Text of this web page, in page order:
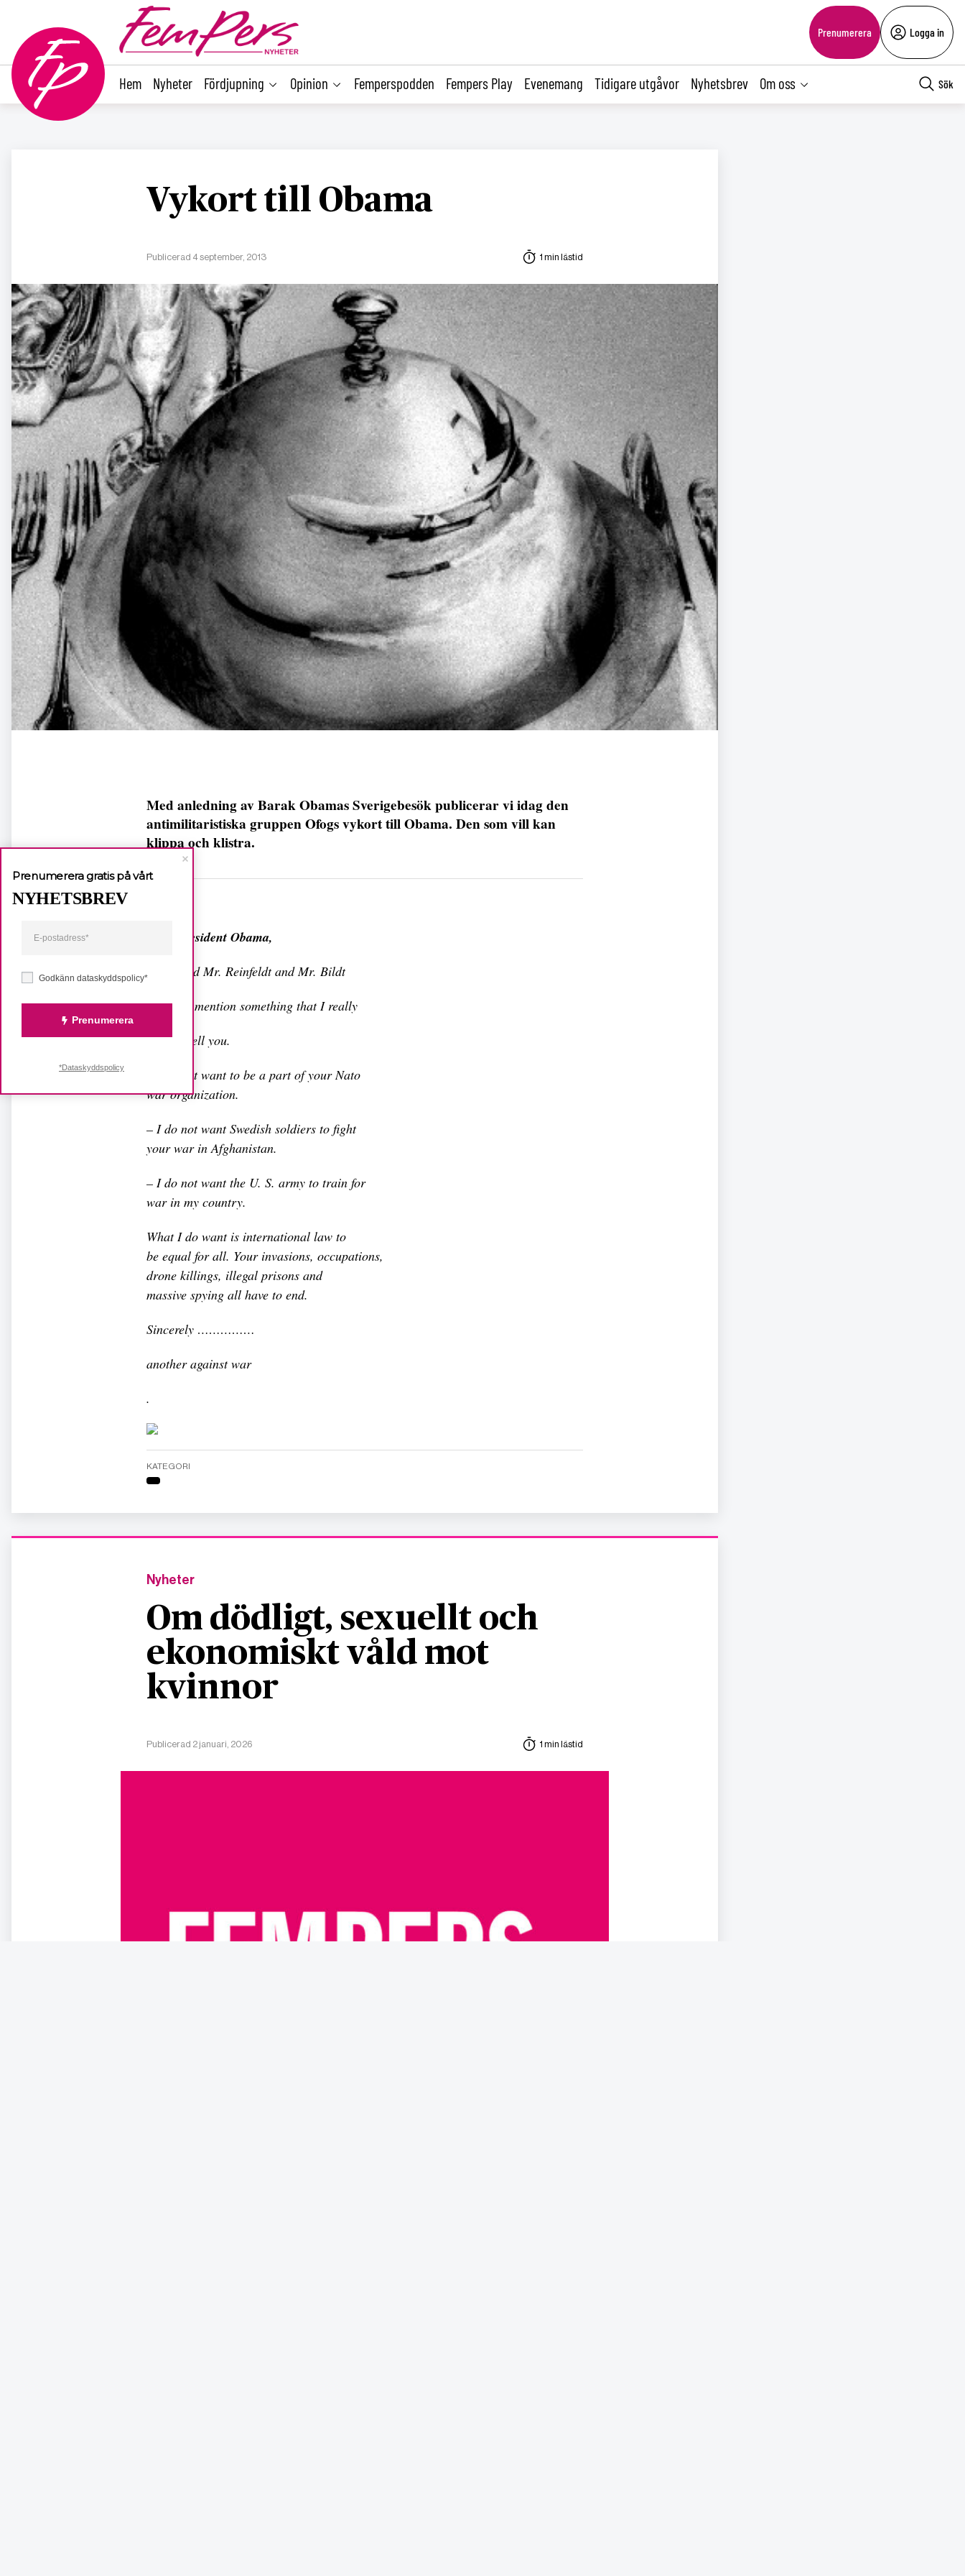
Prenumerera Logga in
Hem Nyheter Fördjupning Opinion Femperspodden Fempers Play Evenemang Tidigare utgåvor Nyhetsbrev Om oss Sök
Vykort till Obama
Publicerad 4 september, 2013 1 min lästid
Med anledning av Barak Obamas Sverigebesök publicerar vi idag den
antimilitaristiska gruppen Ofogs vykort till Obama. Den som vill kan
klippa och klistra.
Dear President Obama,
I’m afraid Mr. Reinfeldt and Mr. Bildt
forgot to mention something that I really
need to tell you.
– I do not want to be a part of your Nato
war organization.
– I do not want Swedish soldiers to fight
your war in Afghanistan.
– I do not want the U. S. army to train for
war in my country.
What I do want is international law to
be equal for all. Your invasions, occupations,
drone killings, illegal prisons and
massive spying all have to end.
Sincerely ……………
another against war
.
KATEGORI
Nyheter
Om dödligt, sexuellt och
ekonomiskt våld mot
kvinnor
Publicerad 2 januari, 2026 1 min lästid
Godkänn dataskyddspolicy*
Prenumerera
Prenumerera gratis på vårt
NYHETSBREV
*Dataskyddspolicy